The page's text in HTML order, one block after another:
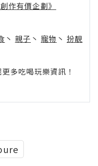
作有價企劃》
丶 親子 丶 寵物 丶 扮靚
多吃喝玩樂資訊！